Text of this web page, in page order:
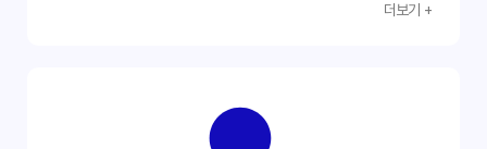
더보기 +